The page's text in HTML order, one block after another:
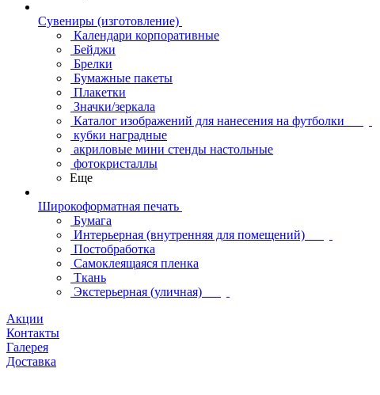
Сувениры (изготовление)
Календари корпоративные
Бейджи
Брелки
Бумажные пакеты
Плакетки
Значки/зеркала
Каталог изображений для нанесения на футболки
кубки наградные
акриловые мини стенды настольные
фотокристаллы
Еще
Широкоформатная печать
Бумага
Интерьерная (внутренняя для помещений)
Постобработка
Самоклеящаяся пленка
Ткань
Экстерьерная (уличная)
Акции
Контакты
Галерея
Доставка